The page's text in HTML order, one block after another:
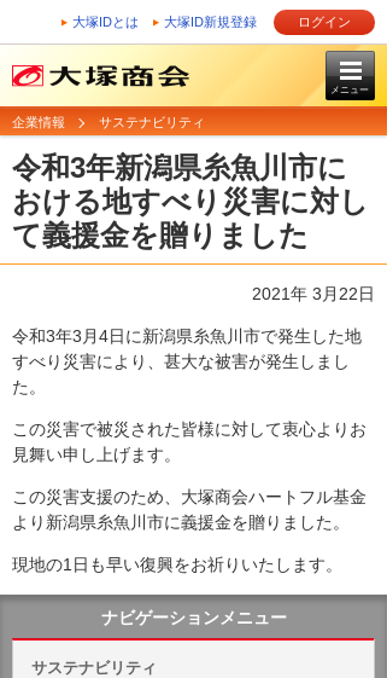
大塚IDとは 大塚ID新規登録 ログイン
メニュー
企業情報 サステナビリティ
令和3年新潟県糸魚川市に
おける地すべり災害に対し
て義援金を贈りました
2021年 3月22日
令和3年3月4日に新潟県糸魚川市で発生した地
すべり災害により、甚大な被害が発生しまし
た。
この災害で被災された皆様に対して衷心よりお
見舞い申し上げます。
この災害支援のため、大塚商会ハートフル基金
より新潟県糸魚川市に義援金を贈りました。
現地の1日も早い復興をお祈りいたします。
ナビゲーションメニュー
サステナビリティ